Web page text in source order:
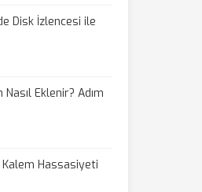
Disk İzlencesi ile
Eklenir? Adım
Kalem Hassasiyeti